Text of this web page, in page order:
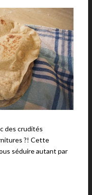
des crudités
?! Cette
séduire autant par